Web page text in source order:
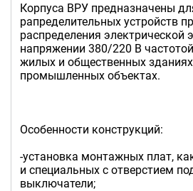
Корпуса ВРУ предназначены
рапределительных устройств
распределения электрической
напряжении 380/220 В
жилых и общественных
промышленных объектах.
Особенности конструкций:
-установка монтажных плат,
и специальных с отверстием
выключатели;